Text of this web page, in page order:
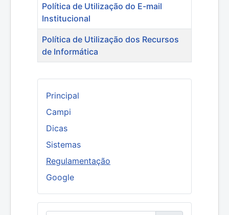
Principal
Campi
Dicas
Sistemas
Regulamentação
Google
Política de Utilização do E-mail
Institucional
Política de Utilização dos Recursos
de Informática